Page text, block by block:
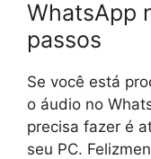
WhatsApp
passos
Se você está
o áudio no
precisa fazer é
seu PC.